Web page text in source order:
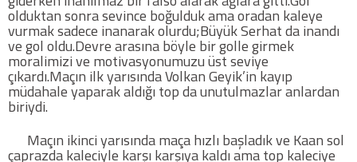
olduktan sonra sevince boğulduk ama oradan kaleye
vurmak sadece inanarak olurdu;Büyük Serhat da inandı
ve gol oldu.Devre arasına böyle bir golle girmek
moralimizi ve motivasyonumuzu üst seviye
çıkardı.Maçın ilk yarısında Volkan Geyik’in kayıp
müdahale yaparak aldığı top da unutulmazlar anlardan
biriydi.
Maçın ikinci yarısında maça hızlı başladık ve Kaan sol
çaprazda kaleciyle karşı karşıya kaldı ama top kaleciye